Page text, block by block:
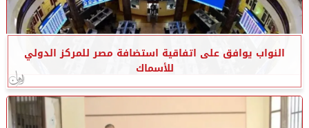
النواب يوافق على اتفاقية استضافة مصر للمركز الدولي
للأسماك